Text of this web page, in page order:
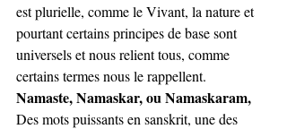
est plurielle, comme le Vivant, la nature et
pourtant certains principes de base sont
universels et nous relient tous, comme
certains termes nous le rappellent.
Namaste, Namaskar, ou Namaskaram,
Des mots puissants en sanskrit, une des